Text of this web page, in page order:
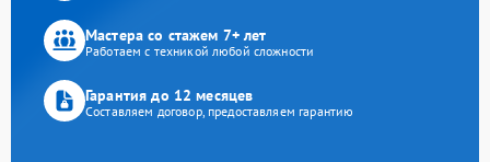
Мастера со стажем 7+ лет
Работаем с техникой любой сложности
Гарантия до 12 месяцев
Составляем договор, предоставляем гарантию